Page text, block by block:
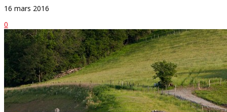
16 mars 2016
0